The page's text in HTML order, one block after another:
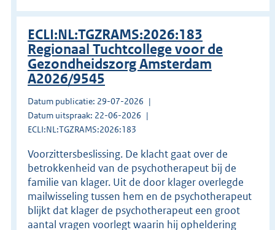
ECLI:NL:TGZRAMS:2026:183
Regionaal Tuchtcollege voor de
Gezondheidszorg Amsterdam
A2026/9545
Datum publicatie: 29-07-2026
Datum uitspraak: 22-06-2026
ECLI:NL:TGZRAMS:2026:183
Voorzittersbeslissing. De klacht gaat over de
betrokkenheid van de psychotherapeut bij de
familie van klager. Uit de door klager overlegde
mailwisseling tussen hem en de psychotherapeut
blijkt dat klager de psychotherapeut een groot
aantal vragen voorlegt waarin hij opheldering